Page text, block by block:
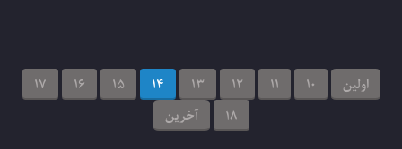
اولین 10
11
12
13
14
15
16
17
18
آخرین